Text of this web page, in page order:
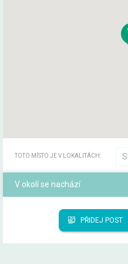
TOTO MÍSTO JE V LOKALITÁCH:
V okolí se nachází
PŘIDEJ POST